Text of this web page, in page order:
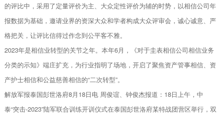
的评比中，采用了定量评价为主、大众定性评价为辅的时势，以相信公司年
报数据为基础，邀请业界的资深大众和学者构成大众评审会，诚心诚意、严
格把关，让评比信得过作念到公平客不雅。
2023年是相信业转型的关节之年。本年6月，《对于圭表相信公司相信业务
分类的示知》端庄扩充，为行业指明了场地，开启了聚焦资产管事相信、资
产护士相信和公益慈善相信的“二次转型”。
解放军报泰国彭世洛府8月18日电 周俊谊、钟俊杰报道：18日上午，中
泰“突击-2023”陆军联合训练开训仪式在泰国彭世洛府某特战团营区举行，双